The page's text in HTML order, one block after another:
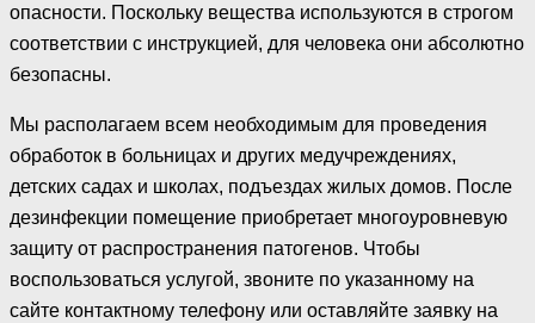
опасности. Поскольку вещества используются в строгом
соответствии с инструкцией, для человека они абсолютно
безопасны.
Мы располагаем всем необходимым для проведения
обработок в больницах и других медучреждениях,
детских садах и школах, подъездах жилых домов. После
дезинфекции помещение приобретает многоуровневую
защиту от распространения патогенов. Чтобы
воспользоваться услугой, звоните по указанному на
сайте контактному телефону или оставляйте заявку на